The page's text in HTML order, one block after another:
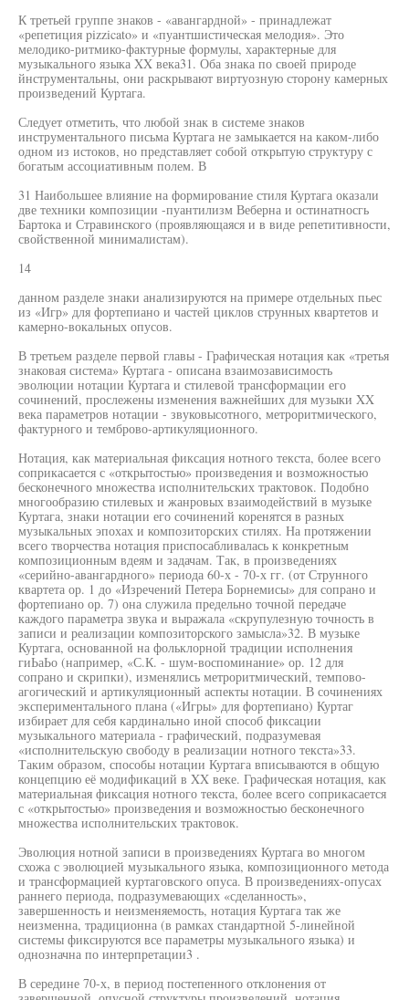
К третьей группе знаков - «авангардной» - принадлежат
«репетиция pizzicato» и «пуантшистическая мелодия». Это
мелодико-ритмико-фактурные формулы, характерные для
музыкального языка XX века31. Оба знака по своей природе
йнструментальны, они раскрывают виртуозную сторону камерных
произведений Куртага.
Следует отметить, что любой знак в системе знаков
инструментального письма Куртага не замыкается на каком-либо
одном из истоков, но представляет собой открытую структуру с
богатым ассоциативным полем. В
31 Наибольшее влияние на формирование стиля Куртага оказали
две техники композиции -пуантилизм Веберна и остинатносгь
Бартока и Стравинского (проявляющаяся и в виде репетитивности,
свойственной минималистам).
14
данном разделе знаки анализируются на примере отдельных пьес
из «Игр» для фортепиано и частей циклов струнных квартетов и
камерно-вокальных опусов.
В третьем разделе первой главы - Графическая нотация как «третья
знаковая система» Куртага - описана взаимозависимость
эволюции нотации Куртага и стилевой трансформации его
сочинений, прослежены изменения важнейших для музыки XX
века параметров нотации - звуковысотного, метроритмического,
фактурного и темброво-артикуляционного.
Нотация, как материальная фиксация нотного текста, более всего
соприкасается с «открытостью» произведения и возможностью
бесконечного множества исполнительских трактовок. Подобно
многообразию стилевых и жанровых взаимодействий в музыке
Куртага, знаки нотации его сочинений коренятся в разных
музыкальных эпохах и композиторских стилях. На протяжении
всего творчества нотация приспосабливалась к конкретным
композиционным вдеям и задачам. Так, в произведениях
«серийно-авангардного» периода 60-х - 70-х гг. (от Струнного
квартета ор. 1 до «Изречений Петера Борнемисы» для сопрано и
фортепиано ор. 7) она служила предельно точной передаче
каждого параметра звука и выражала «скрупулезную точность в
записи и реализации композиторского замысла»32. В музыке
Куртага, основанной на фольклорной традиции исполнения
гиЬаЬо (например, «С.К. - шум-воспоминание» ор. 12 для
сопрано и скрипки), изменялись метроритмический, темпово-
агогический и артикуляционный аспекты нотации. В сочинениях
экспериментального плана («Игры» для фортепиано) Куртаг
избирает для себя кардинально иной способ фиксации
музыкального материала - графический, подразумевая
«исполнительскую свободу в реализации нотного текста»33.
Таким образом, способы нотации Куртага вписываются в общую
концепцию её модификаций в XX веке. Графическая нотация, как
материальная фиксация нотного текста, более всего соприкасается
с «открытостью» произведения и возможностью бесконечного
множества исполнительских трактовок.
Эволюция нотной записи в произведениях Куртага во многом
схожа с эволюцией музыкального языка, композиционного метода
и трансформацией куртаговского опуса. В произведениях-опусах
раннего периода, подразумевающих «сделанность»,
завершенность и неизменяемость, нотация Куртага так же
неизменна, традиционна (в рамках стандартной 5-линейной
системы фиксируются все параметры музыкального языка) и
однозначна по интерпретации3 .
В середине 70-х, в период постепенного отклонения от